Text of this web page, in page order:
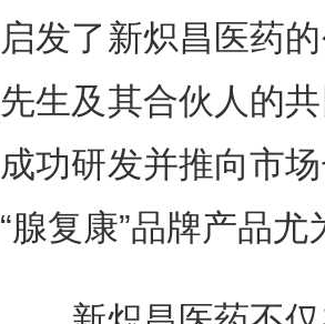
启发了新炽昌医药
先生及其合伙人的
成功研发并推向市
“腺复康”品牌产品